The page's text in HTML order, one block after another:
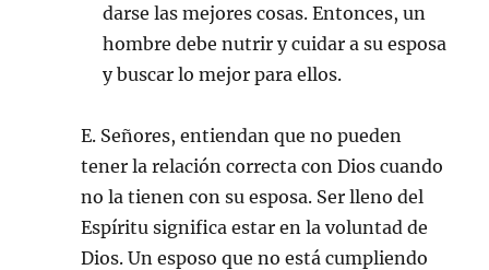
darse las mejores cosas. Entonces, un
hombre debe nutrir y cuidar a su esposa
y buscar lo mejor para ellos.
E. Señores, entiendan que no pueden
tener la relación correcta con Dios cuando
no la tienen con su esposa. Ser lleno del
Espíritu significa estar en la voluntad de
Dios. Un esposo que no está cumpliendo